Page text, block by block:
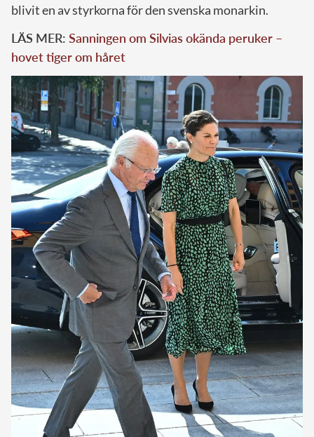
blivit en av styrkorna för den svenska monarkin.
LÄS MER: Sanningen om Silvias okända peruker –
hovet tiger om håret